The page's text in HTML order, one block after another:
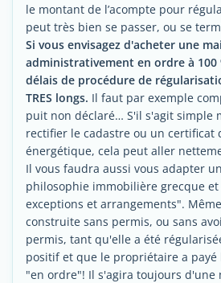
le montant de l’acompte pour
peut très bien se passer, ou se
Si vous envisagez d'acheter une
administrativement en ordre à 100
délais de procédure de
TRES longs. Il faut par exemple
puit non déclaré… S'il s'agit simple
rectifier le cadastre ou un certificat
énergétique, cela peut aller
Il vous faudra aussi vous adapter
philosophie immobilière grecque et
exceptions et arrangements".
construite sans permis, ou sans
permis, tant qu'elle a été
positif et que le propriétaire a payé
"en ordre"! Il s'agira toujours d'une